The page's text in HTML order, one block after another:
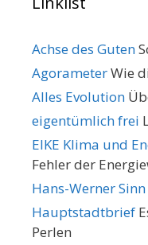
Achse des Guten
AgorameterWie
Alles Evolution
eigentümlich frei
EIKE Klima und
Fehler der
Hans-Werner Sinn
Hauptstadtbrief
Perlen